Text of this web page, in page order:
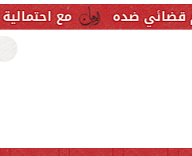
مع احتمالية انتقاله إلى